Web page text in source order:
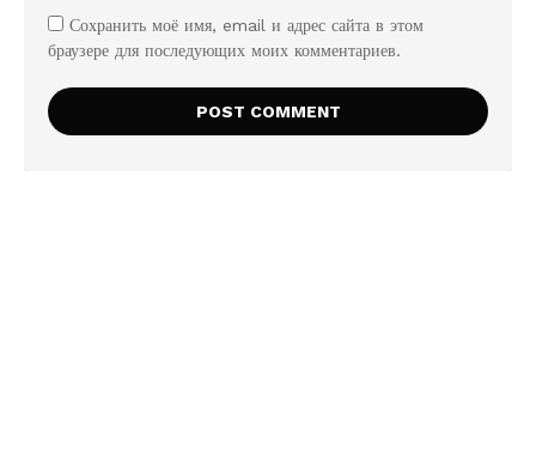
Сохранить моё имя, email и адрес сайта в этом
браузере для последующих моих комментариев.